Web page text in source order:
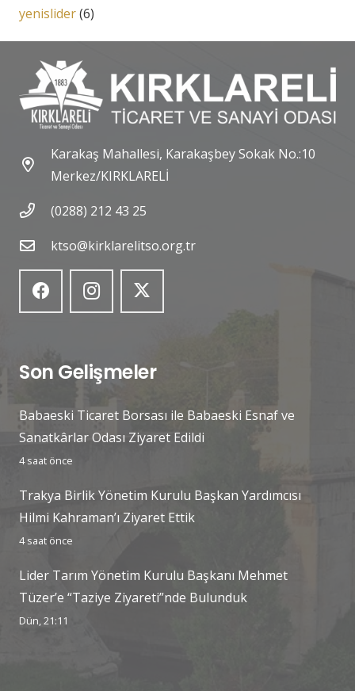
yenislider(6)
Karakaş Mahallesi, Karakaşbey Sokak No.:10
Merkez/KIRKLARELİ
(0288) 212 43 25
ktso@kirklarelitso.org.tr
Son Gelişmeler
Babaeski Ticaret Borsası ile Babaeski Esnaf ve
Sanatkârlar Odası Ziyaret Edildi
4 saat önce
Trakya Birlik Yönetim Kurulu Başkan Yardımcısı
Hilmi Kahraman’ı Ziyaret Ettik
4 saat önce
Lider Tarım Yönetim Kurulu Başkanı Mehmet
Tüzer’e “Taziye Ziyareti”nde Bulunduk
Dün, 21:11